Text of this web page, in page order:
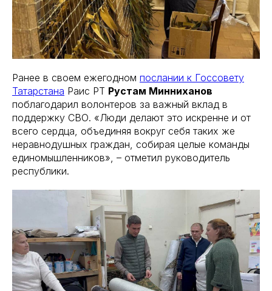
Ранее в своем ежегодном послании к Госсовету
Татарстана Раис РТ Рустам Минниханов
поблагодарил волонтеров за важный вклад в
поддержку СВО. «Люди делают это искренне и от
всего сердца, объединяя вокруг себя таких же
неравнодушных граждан, собирая целые команды
единомышленников», – отметил руководитель
республики.